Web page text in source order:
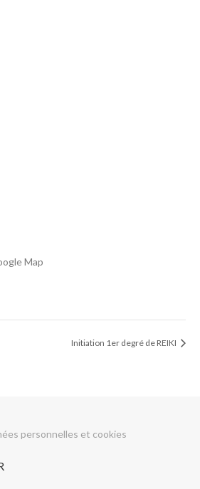
Map
Initiation 1er degré de REIKI
personnelles et cookies